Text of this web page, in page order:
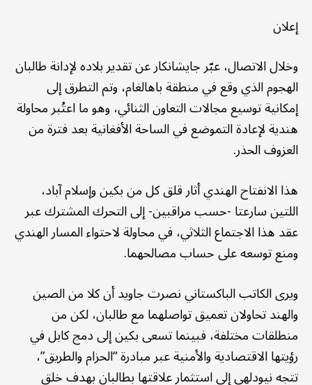
إعلان
وخلال الاتصال، عبّر جايشانكار عن تقدير بلاده لإدانة طالبان
الهجوم الذي وقع في منطقة باهالغام، وتم التطرق إلى
إمكانية توسيع مجالات التعاون الثنائي، وهو ما اعتُبر محاولة
هندية لإعادة التموضع في الساحة الأفغانية بعد فترة من
العزوف الحذر.
هذا الانفتاح الهندي أثار قلق كل من بكين وإسلام آباد،
اللتين سارعتا -حسب مراقبين- إلى التحرك المشترك عبر
عقد هذا الاجتماع الثلاثي، في محاولة لاحتواء المسار الهندي
ومنع توسعه على حساب مصالحهما.
ويرى الكاتب الباكستاني نصرت جاويد أن كلا من الصين
والهند تحاولان تعميق تواصلهما مع طالبان، لكن من
منطلقات مختلفة، فبينما تسعى بكين إلى دمج كابل في
رؤيتها الاقتصادية والأمنية عبر مبادرة “الحزام والطريق”،
تتجه نيودلهي إلى استثمار علاقتها بطالبان بهدف خلق